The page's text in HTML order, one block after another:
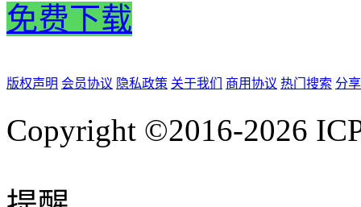
免费下载
版权声明 会员协议 隐私政策 关于我们 商用协议 热门搜索 分
Copyright ©2016-2026